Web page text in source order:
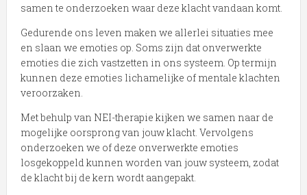
samen te onderzoeken waar deze klacht vandaan komt.
Gedurende ons leven maken we allerlei situaties mee
en slaan we emoties op. Soms zijn dat onverwerkte
emoties die zich vastzetten in ons systeem. Op termijn
kunnen deze emoties lichamelijke of mentale klachten
veroorzaken.
Met behulp van NEI-therapie kijken we samen naar de
mogelijke oorsprong van jouw klacht. Vervolgens
onderzoeken we of deze onverwerkte emoties
losgekoppeld kunnen worden van jouw systeem, zodat
de klacht bij de kern wordt aangepakt.